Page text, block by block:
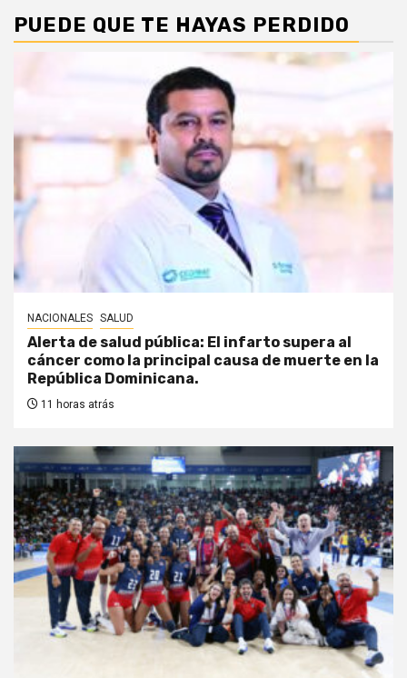
PUEDE QUE TE HAYAS PERDIDO
NACIONALES SALUD
Alerta de salud pública: El infarto supera al
cáncer como la principal causa de muerte en la
República Dominicana.
11 horas atrás